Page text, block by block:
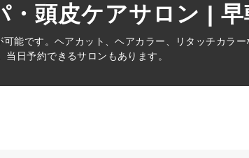
・頭皮ケアサロン | 早
能です。ヘアカット、ヘアカラー、リタッチカラ
日予約できるサロンもあります。